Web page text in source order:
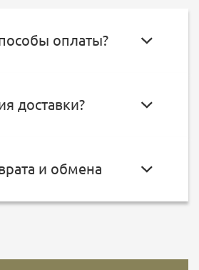
оплаты?
доставки?
и обмена